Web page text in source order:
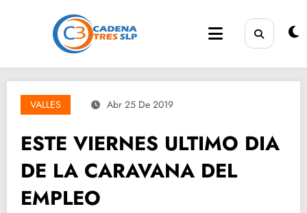
VALLES Abr 25 De 2019
ESTE VIERNES ULTIMO DIA
DE LA CARAVANA DEL
EMPLEO